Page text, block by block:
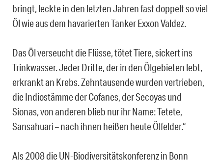
bringt, leckte in den letzten Jahren fast doppelt so viel
Öl wie aus dem havarierten Tanker Exxon Valdez.
Das Öl verseucht die Flüsse, tötet Tiere, sickert ins
Trinkwasser. Jeder Dritte, der in den Ölgebieten lebt,
erkrankt an Krebs. Zehntausende wurden vertrieben,
die Indiostämme der Cofanes, der Secoyas und
Sionas, von anderen blieb nur ihr Name: Tetete,
Sansahuari – nach ihnen heißen heute Ölfelder.“
Als 2008 die UN-Biodiversitätskonferenz in Bonn